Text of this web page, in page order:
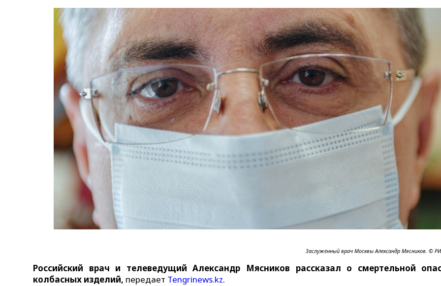
Заслуженный врач Москвы Александр Мясников. ©
Российский врач и телеведущий Александр Мясников рассказал о смертельной
колбасных изделий, передает Tengrinews.kz.